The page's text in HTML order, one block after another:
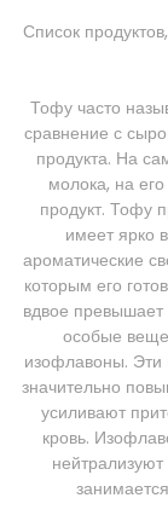
Список
Тофу часто
сравнение с
продукта. На
молока, на
продукт. Тофу
имеет ярко
ароматические
которым его
вдвое превышает
особые
изофлавоны. Эти
значительно
усиливают
кровь.